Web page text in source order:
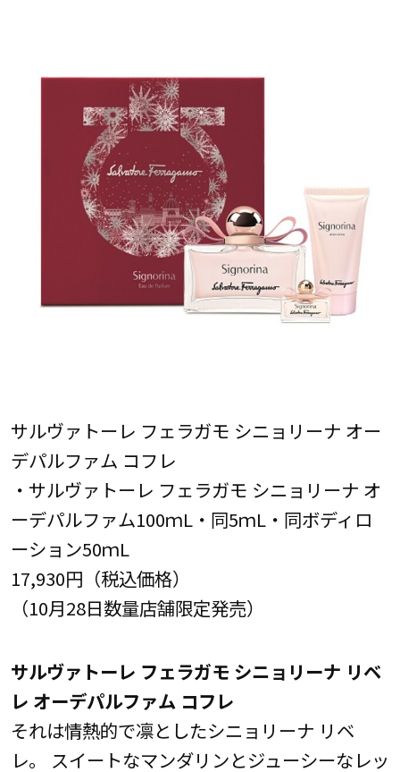
サルヴァトーレ フェラガモ シニョリーナ オー
デパルファム コフレ
・サルヴァトーレ フェラガモ シニョリーナ オ
ーデパルファム100ｍL・同5ｍL・同ボディロ
ーション50ｍL
17,930円（税込価格）
（10月28日数量店舗限定発売）
サルヴァトーレ フェラガモ シニョリーナ リベ
レ オーデパルファム コフレ
それは情熱的で凛としたシニョリーナ リベ
レ。 スイートなマンダリンとジューシーなレッ